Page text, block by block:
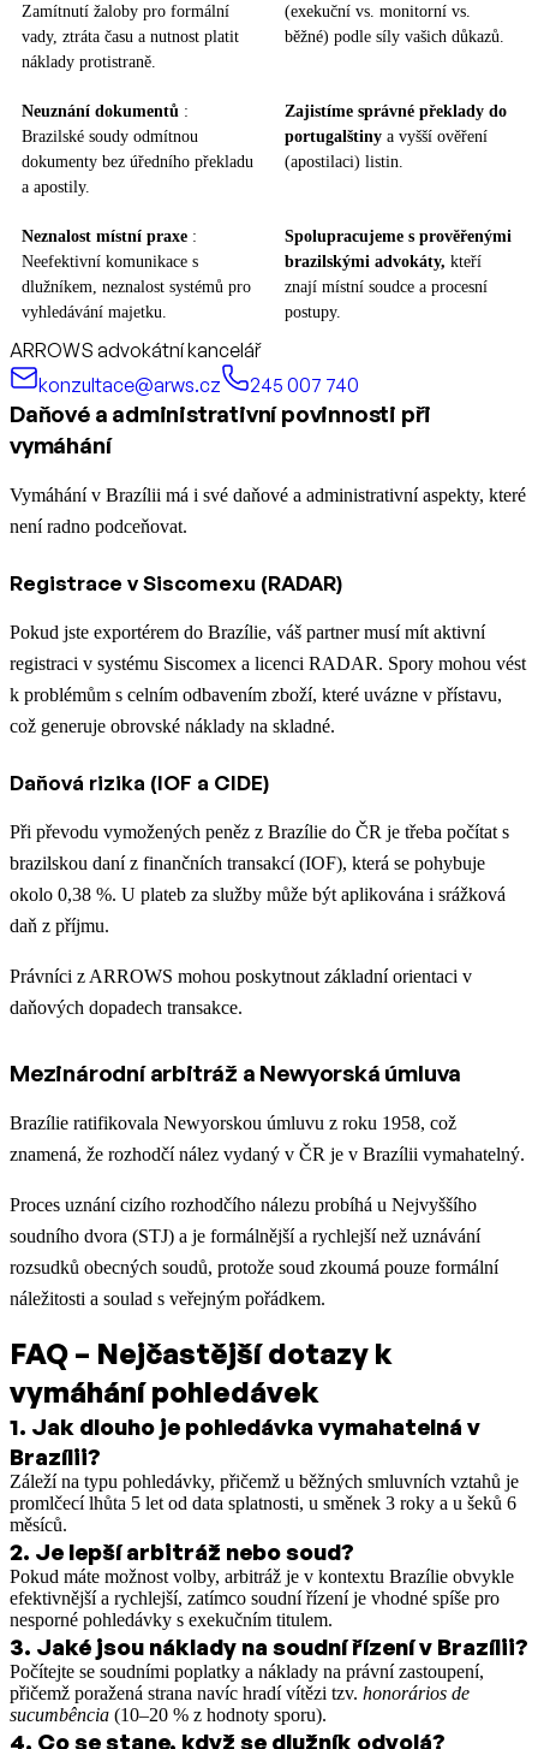
Zamítnutí žaloby pro formální
vady, ztráta času a nutnost platit
náklady protistraně.
(exekuční vs. monitorní vs.
běžné) podle síly vašich důkazů.
Neuznání dokumentů :
Brazilské soudy odmítnou
dokumenty bez úředního překladu
a apostily.
Zajistíme správné překlady do
portugalštiny a vyšší ověření
(apostilaci) listin.
Neznalost místní praxe :
Neefektivní komunikace s
dlužníkem, neznalost systémů pro
vyhledávání majetku.
Spolupracujeme s prověřenými
brazilskými advokáty, kteří
znají místní soudce a procesní
postupy.
ARROWS advokátní kancelář
konzultace@arws.cz
245 007 740
Daňové a administrativní povinnosti při
vymáhání
Vymáhání v Brazílii má i své daňové a administrativní aspekty, které
není radno podceňovat.
Registrace v Siscomexu (RADAR)
Pokud jste exportérem do Brazílie, váš partner musí mít aktivní
registraci v systému Siscomex a licenci RADAR. Spory mohou vést
k problémům s celním odbavením zboží, které uvázne v přístavu,
což generuje obrovské náklady na skladné.
Daňová rizika (IOF a CIDE)
Při převodu vymožených peněz z Brazílie do ČR je třeba počítat s
brazilskou daní z finančních transakcí (IOF), která se pohybuje
okolo 0,38 %. U plateb za služby může být aplikována i srážková
daň z příjmu.
Právníci z ARROWS mohou poskytnout základní orientaci v
daňových dopadech transakce.
Mezinárodní arbitráž a Newyorská úmluva
Brazílie ratifikovala Newyorskou úmluvu z roku 1958, což
znamená, že rozhodčí nález vydaný v ČR je v Brazílii vymahatelný.
Proces uznání cizího rozhodčího nálezu probíhá u Nejvyššího
soudního dvora (STJ) a je formálnější a rychlejší než uznávání
rozsudků obecných soudů, protože soud zkoumá pouze formální
náležitosti a soulad s veřejným pořádkem.
FAQ – Nejčastější dotazy k
vymáhání pohledávek
1. Jak dlouho je pohledávka vymahatelná v
Brazílii?
Záleží na typu pohledávky, přičemž u běžných smluvních vztahů je
promlčecí lhůta 5 let od data splatnosti, u směnek 3 roky a u šeků 6
měsíců.
2. Je lepší arbitráž nebo soud?
Pokud máte možnost volby, arbitráž je v kontextu Brazílie obvykle
efektivnější a rychlejší, zatímco soudní řízení je vhodné spíše pro
nesporné pohledávky s exekučním titulem.
3. Jaké jsou náklady na soudní řízení v Brazílii?
Počítejte se soudními poplatky a náklady na právní zastoupení,
přičemž poražená strana navíc hradí vítězi tzv. honorários de
sucumbência (10–20 % z hodnoty sporu).
4. Co se stane, když se dlužník odvolá?